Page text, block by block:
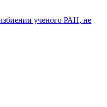
ученого РАН, не